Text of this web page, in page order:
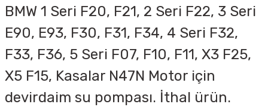
BMW 1 Seri F20, F21, 2 Seri F22, 3 Seri
E90, E93, F30, F31, F34, 4 Seri F32,
F33, F36, 5 Seri F07, F10, F11, X3 F25,
X5 F15, Kasalar N47N Motor için
devirdaim su pompası. İthal ürün.